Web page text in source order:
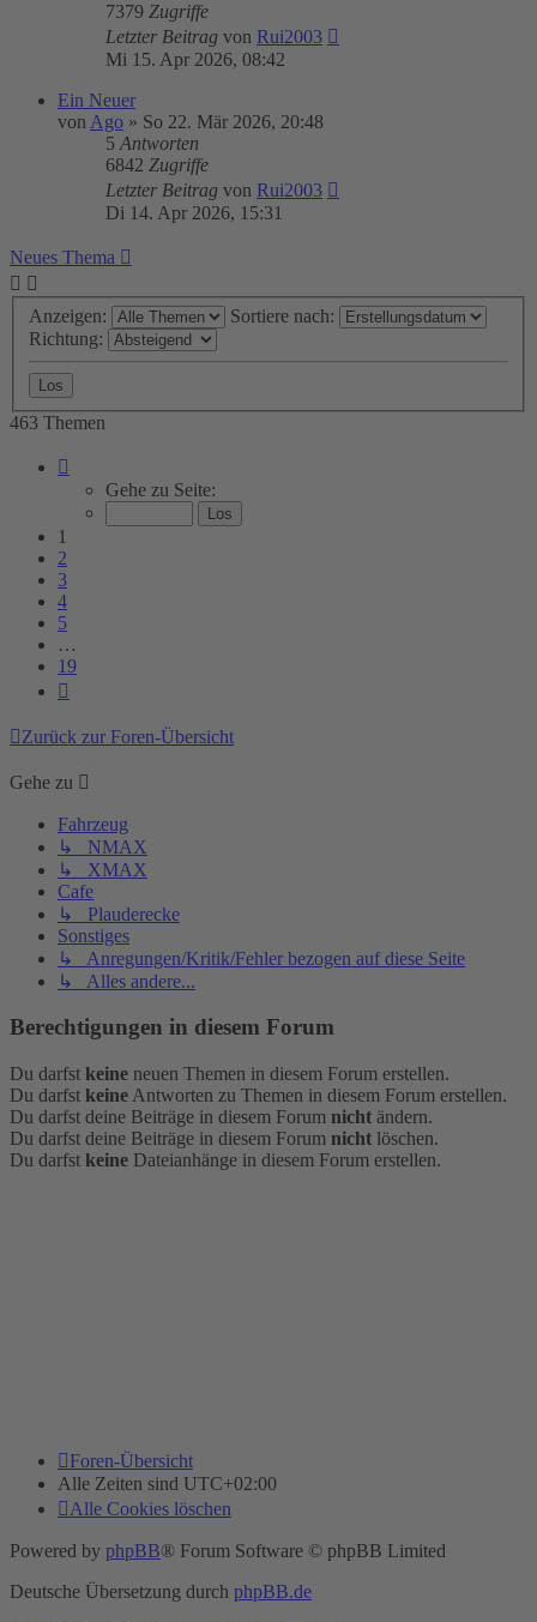
7379 Zugriffe
Letzter Beitrag von Rui2003
Mi 15. Apr 2026, 08:42
Ein Neuer
von Ago » So 22. Mär 2026, 20:48
5 Antworten
6842 Zugriffe
Letzter Beitrag von Rui2003
Di 14. Apr 2026, 15:31
Neues Thema
Anzeigen:
Sortiere nach:
Richtung:
463 Themen
von
Gehe zu Seite:
1
2
3
4
5
…
19
Zurück zur Foren-Übersicht
Gehe zu
Fahrzeug
↳ NMAX
↳ XMAX
Cafe
↳ Plauderecke
Sonstiges
↳ Anregungen/Kritik/Fehler bezogen auf diese Seite
↳ Alles andere...
Berechtigungen in diesem Forum
Du darfst keine neuen Themen in diesem Forum erstellen.
Du darfst keine Antworten zu Themen in diesem Forum erstellen.
Du darfst deine Beiträge in diesem Forum nicht ändern.
Du darfst deine Beiträge in diesem Forum nicht löschen.
Du darfst keine Dateianhänge in diesem Forum erstellen.
Foren-Übersicht
Alle Zeiten sind UTC+02:00
Alle Cookies löschen
Powered by phpBB® Forum Software © phpBB Limited
Deutsche Übersetzung durch phpBB.de